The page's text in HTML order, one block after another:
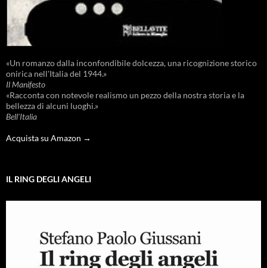
«Un romanzo dalla inconfondibile dolcezza, una ricognizione storico
onirica nell'Italia del 1944.»
Il Manifesto
«Racconta con notevole realismo un pezzo della nostra storia e la
bellezza di alcuni luoghi.»
Bell'Italia
Acquista su Amazon →
IL RING DEGLI ANGELI